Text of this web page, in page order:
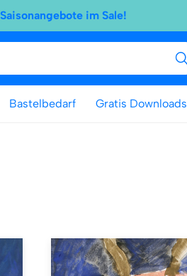
Saisonangebote im Sale!
Bastelbedarf Gratis Downloads